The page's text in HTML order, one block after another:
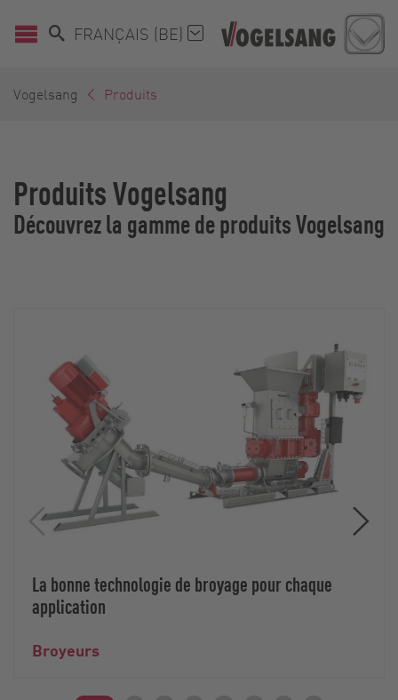
FRANÇAIS (BE)
Vogelsang Produits
Produits Vogelsang
Découvrez la gamme de produits Vogelsang
La bonne technologie de broyage pour chaque
application
Broyeurs